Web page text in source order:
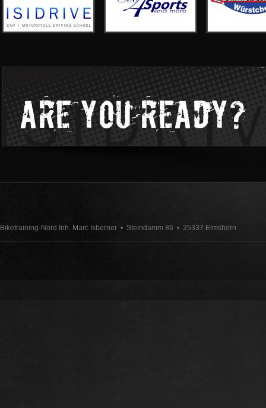
Biketraining-Nord Inh. Marc Isberner • Steindamm 86 • 25337 Elmshorn